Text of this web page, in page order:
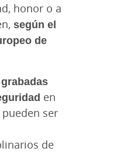
honor o a
según el
de
en
ser
de